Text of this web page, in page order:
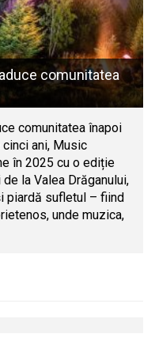
comunitatea
comunitatea înapoi
ani, Music
în 2025 cu o ediție
la Valea Drăganului,
piardă sufletul – fiind
unde muzica,